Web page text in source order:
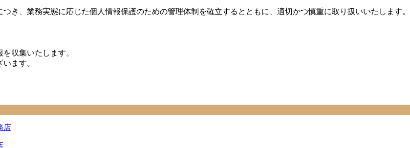
き、業務実態に応じた個人情報保護のための管理体制を確立するとともに、適切かつ慎重に取り扱いいたします。
収集いたします。
ます。